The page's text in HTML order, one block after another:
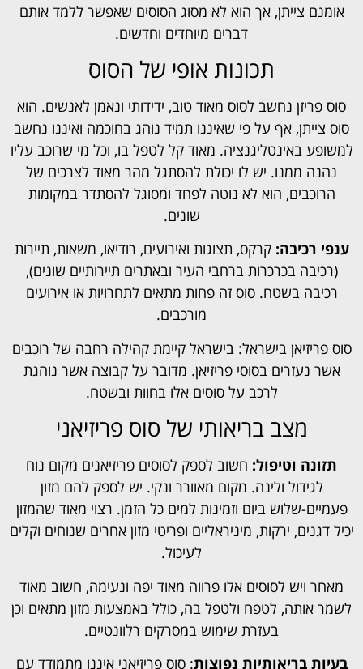
אומנם צייתן, אך הוא לא מסוג הסוסים שאפשר ללמד אותם
דברים מיוחדים וחדשים.
תכונות אופי של הסוס
סוס פריזן נחשב לסוס מאוד טוב, ידידותי ונאמן לאנשים. הוא
סוס צייתן, אף על פי שאיננו תמיד נוהג בחוכמה ואיננו נחשב
למשופע באינטליגנציה. מאוד קל לטפל בו, וכל מי שרוכב עליו
נהנה ממנו. יש לו יכולת להסתגל מהר מאוד לצרכים של
הרוכבים, הוא לא נוטה לפחד ומסוגל להסתדר במקומות
שונים.
ענפי רכיבה: קרקס, תצוגות ואירועים, רודיאו, משאות, תיירות
(רכיבה בכרכרות ברחבי העיר ובאתרים תיירותיים שונים),
רכיבה בשטח. סוס זה פחות מתאים לתחרויות או אירועים
מורכבים.
סוס פריזיאן בישראל: בישראל קיימת קהילה רחבה של רוכבים
אשר נעזרים בסוסי פריזיאן. מדובר על קבוצה אשר נוהגת
לרכב על סוסים אלו בחוות ובשטח.
מצב בריאותי של סוס פריזיאני
תזונה וטיפול: חשוב לספק לסוסים פריזיאנים מקום נוח
לגידול ולינה. מקום מאוורר ונקי. יש לספק להם מזון
פעמיים-שלוש ביום וזמינות למים כל הזמן. רצוי מאוד שהמזון
יכיל דגנים, ירקות, מיניראליים ופריטי מזון אחרים שנוחים וקלים
לעיכול.
מאחר ויש לסוסים אלו פרווה מאוד יפה ונעימה, חשוב מאוד
לשמר אותה, לטפח ולטפל בה, כולל באמצעות מזון מתאים וכן
בעזרת שימוש במסרקים רלוונטיים.
בעיות בריאותיות נפוצות: סוס פריזיאני איננו מתמודד עם